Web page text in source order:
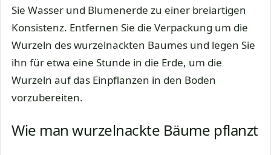
Sie Wasser und Blumenerde zu einer breiartigen
Konsistenz. Entfernen Sie die Verpackung um die
Wurzeln des wurzelnackten Baumes und legen Sie
ihn für etwa eine Stunde in die Erde, um die
Wurzeln auf das Einpflanzen in den Boden
vorzubereiten.
Wie man wurzelnackte Bäume pflanzt